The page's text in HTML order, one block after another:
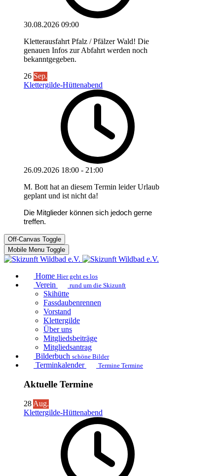
30.08.2026 09:00
Kletterausfahrt Pfalz / Pfälzer Wald! Die
genauen Infos zur Abfahrt werden noch
bekanntgegeben.
26 Sep.
Klettergilde-Hüttenabend
26.09.2026 18:00 - 21:00
M. Bott hat an diesem Termin leider Urlaub
geplant und ist nicht da!
Die Mitglieder können sich jedoch gerne
treffen.
Off-Canvas Toggle
Mobile Menu Toggle
Home Hier geht es los
Verein rund um die Skizunft
Skihütte
Fassdaubenrennen
Vorstand
Klettergilde
Über uns
Mitgliedsbeiträge
Mitgliedsantrag
Bilderbuch schöne Bilder
Terminkalender Termine Termine
Aktuelle Termine
28 Aug.
Klettergilde-Hüttenabend